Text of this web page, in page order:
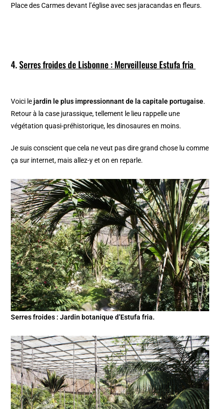
Place des Carmes devant l’église avec ses jaracandas en fleurs.
4.Serres froides de Lisbonne : Merveilleuse Estufa fria
Voici lejardin le plus impressionnant de la capitale portugaise.
Retour à la case jurassique, tellement le lieu rappelle une
végétation quasi-préhistorique, les dinosaures en moins.
Je suis conscient que cela ne veut pas dire grand chose lu comme
ça sur internet, mais allez-y et on en reparle.
Serres froides : Jardin botanique d’Estufa fria.